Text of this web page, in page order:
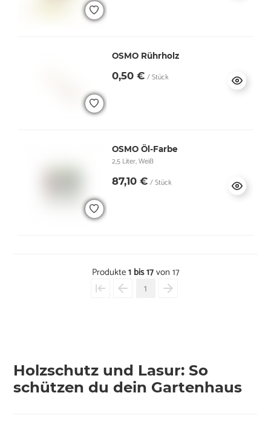
OSMO Rührholz
0,50 € / Stück
OSMO Öl-Farbe
2,5 Liter, Weiß
87,10 € / Stück
Produkte1 bis 17von 17
1
Holzschutz und Lasur: So
schützen du dein Gartenhaus